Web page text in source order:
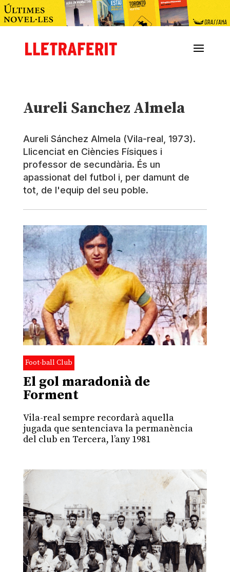
Aureli Sanchez Almela
Aureli Sánchez Almela (Vila-real, 1973).
Llicenciat en Ciències Físiques i
professor de secundària. És un
apassionat del futbol i, per damunt de
tot, de l'equip del seu poble.
Foot-ball Club
El gol maradonià de
Forment
Vila-real sempre recordarà aquella
jugada que sentenciava la permanència
del club en Tercera, l’any 1981